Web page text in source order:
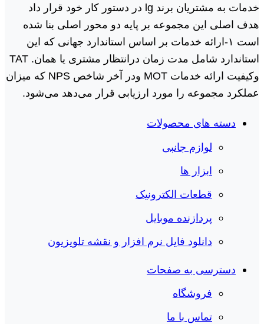
خدمات به مشتریان برند lg در دستور کار خود قرار داد
هدف اصلی این مجموعه بر پایه دو محور اصلی بنا شده
است ١-ارائه خدمات بر اساس استاندارد جهانی که این
استاندارد شامل مدت زمان درانتظار مشتری یا همان. TAT
وکیفیت ارائه خدمات MOT ودر آخر شاخص NPS که میزان
عملکرد مجموعه را مورد ارزیابی قرار می‌دهد می‌شود.
دسته های محصولات
لوازم جانبی
ابزار ها
قطعات الکترونیک
پردازنده موبایل
دانلود فایل نرم افزار و نقشه تلویزیون
دسترسی به صفحات
فروشگاه
تماس با ما